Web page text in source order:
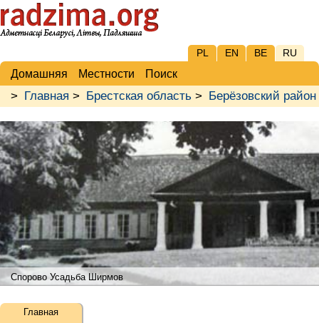
PL EN BE RU
Домашняя Местности Поиск
> Главная > Брестская область > Берёзовский район
Спорово Усадьба Ширмов
Главная